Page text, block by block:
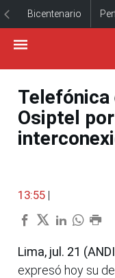
Bicentenario
Telefónica
Osiptel
13:55 |
Lima, jul. 21
expresó hoy su